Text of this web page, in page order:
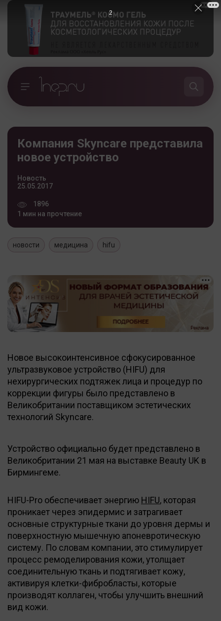
Компания Skyncare представила
новое устройство
Новость
25.05.2017
1896
1 мин на прочтение
новости медицина hifu
Новое высокоинтенсивное сфокусированное
ультразвуковое устройство (HIFU) для
нехирургических подтяжек лица и процедур по
коррекции фигуры было представлено в
Великобритании поставщиком эстетических
технологий Skyncare.
Устройство официально будет представлено в
Великобритании 21 мая на выставке Beauty UK в
Бирмингеме.
HIFU-Pro обеспечивает энергию HIFU, которая
проникает через эпидермис и затрагивает
основные структурные ткани до уровня дермы и
поверхностную мышечную апоневротическую
систему. По словам компании, это стимулирует
процесс ремоделирования кожи, утолщает
соединительную ткань и подтягивает кожу,
активируя клетки-фибробласты, которые
производят коллаген, чтобы улучшить внешний
вид кожи.
1